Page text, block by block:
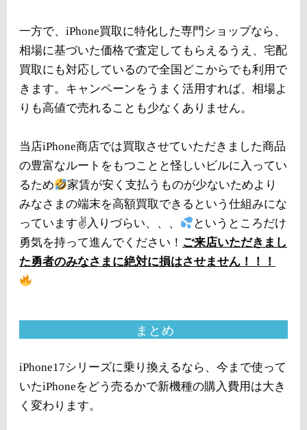
一方で、iPhone買取に特化した専門ショップなら、
相場に基づいた価格で査定してもらえるうえ、宅配
買取にも対応しているので全国どこからでも利用で
きます。キャンペーンをうまく活用すれば、相場よ
りも高値で売れることも少なくありません。
当店iPhone商店では買取させていただきました商品
の豊富なルートをもつことと怪しいビルに入ってい
るため
家賃が安く支払うものが少ないためより
みなさまの端末を高額買取できるという仕組みにな
っています✌入りづらい、、、
というところだけ
勇気を持って進んでください！ ご来店いただきまし
た勇者のみなさまに絶対に損はさせません！！！
まとめ
iPhone17シリーズに乗り換えるなら、今まで使って
いたiPhoneをどう売るかで新機種の購入費用は大き
く変わります。